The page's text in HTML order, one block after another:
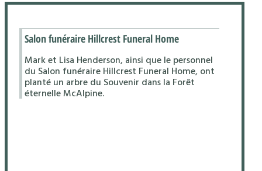
Salon funéraire Hillcrest Funeral Home
Mark et Lisa Henderson, ainsi que le personnel
du Salon funéraire Hillcrest Funeral Home, ont
planté un arbre du Souvenir dans la Forêt
éternelle McAlpine.